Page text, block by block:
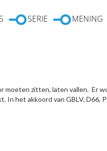
SERIE MENING
moeten zitten, laten vallen. Er
het akkoord van GBLV, D66,